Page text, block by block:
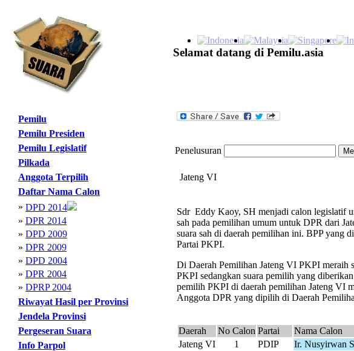
Selamat datang di Pemilu.asia
Pemilu
Pemilu Presiden
Pemilu Legislatif
Pilkada
Anggota Terpilih
Daftar Nama Calon
» DPD 2014
» DPR 2014
» DPD 2009
» DPR 2009
» DPD 2004
» DPR 2004
» DPRP 2004
Riwayat Hasil per Provinsi
Jendela Provinsi
Pergeseran Suara
Info Parpol
Penelusuran
Jateng VI
Sdr Eddy Kaoy, SH menjadi calon legislatif
sah pada pemilihan umum untuk DPR dari
suara sah di daerah pemilihan ini. BPP yang
Partai PKPI.
Di Daerah Pemilihan Jateng VI PKPI meraih
PKPI sedangkan suara pemilih yang
pemilih PKPI di daerah pemilihan Jateng VI
Anggota DPR yang dipilih di Daerah
Daerah No Calon Partai Nama Calon
Jateng VI
1 PDIP Ir. Nusyirwan